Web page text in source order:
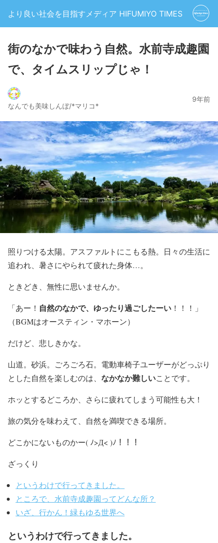
より良い社会を目指すメディア HIFUMIYO TIMES
街のなかで味わう自然。水前寺成趣園
で、タイムスリップじゃ！
なんでも美味しんぼ/*マリコ*
9年前
照りつける太陽。アスファルトにこもる熱。日々の生活に
追われ、暑さにやられて疲れた身体…。
ときどき、無性に思いませんか。
「あー！ 自然のなかで、ゆったり過ごしたーい ！！！」
（BGMはオースティン・マホーン）
だけど、悲しきかな。
山道。砂浜。ごろごろ石。 電動車椅子ユーザーがどっぷり
とした自然を楽しむのは、 なかなか難しいことです。
ホッとするどころか、さらに疲れてしまう可能性も大！
旅の気分を味わえて、自然を満喫できる場所。
どこかにないものかー( ﾉ>Д< )ﾉ！！！
ざっくり
というわけで行ってきました。
ところで、水前寺成趣園ってどんな所？
いざ、行かん！緑もゆる世界へ
というわけで行ってきました。